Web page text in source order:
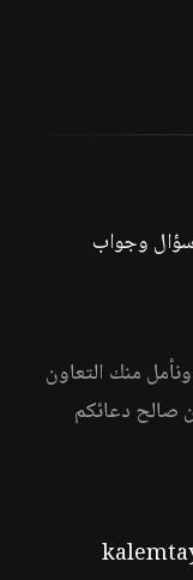
سؤال وجواب
منك التعاون
صالح دعائكم